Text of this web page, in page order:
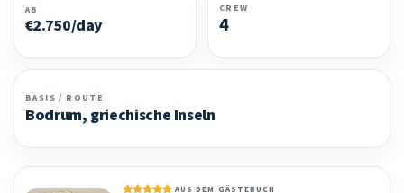
AB
€2.750/day
CREW
4
BASIS / ROUTE
Bodrum, griechische Inseln
AUS DEM GÄSTEBUCH